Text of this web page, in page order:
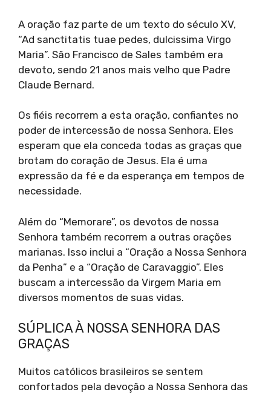
A oração faz parte de um texto do século XV,
“Ad sanctitatis tuae pedes, dulcissima Virgo
Maria”. São Francisco de Sales também era
devoto, sendo 21 anos mais velho que Padre
Claude Bernard.
Os fiéis recorrem a esta oração, confiantes no
poder de intercessão de nossa Senhora. Eles
esperam que ela conceda todas as graças que
brotam do coração de Jesus. Ela é uma
expressão da fé e da esperança em tempos de
necessidade.
Além do “Memorare”, os devotos de nossa
Senhora também recorrem a outras orações
marianas. Isso inclui a “Oração a Nossa Senhora
da Penha” e a “Oração de Caravaggio”. Eles
buscam a intercessão da Virgem Maria em
diversos momentos de suas vidas.
SÚPLICA À NOSSA SENHORA DAS
GRAÇAS
Muitos católicos brasileiros se sentem
confortados pela devoção a Nossa Senhora das